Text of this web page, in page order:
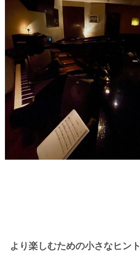
より楽しむための小さなヒント